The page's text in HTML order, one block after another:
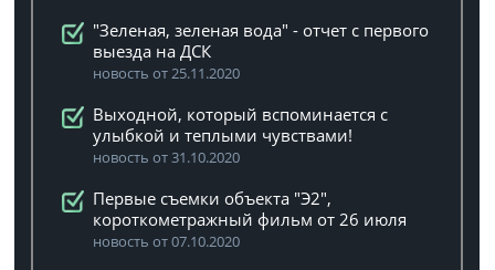
"Зеленая, зеленая вода" - отчет с первого
выезда на ДСК
новость от 25.11.2020
Выходной, который вспоминается с
улыбкой и теплыми чувствами!
новость от 31.10.2020
Первые съемки объекта "Э2",
короткометражный фильм от 26 июля
новость от 07.10.2020